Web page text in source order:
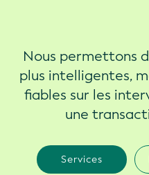
Nous permettons
plus intelligentes,
fiables sur les
une
Services